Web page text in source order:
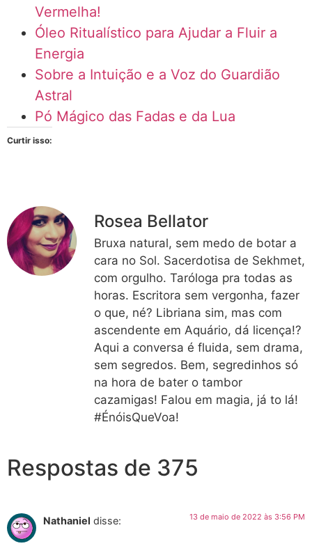
Vermelha!
Óleo Ritualístico para Ajudar a Fluir a
Energia
Sobre a Intuição e a Voz do Guardião
Astral
Pó Mágico das Fadas e da Lua
Curtir isso:
Rosea Bellator
Bruxa natural, sem medo de botar a
cara no Sol. Sacerdotisa de Sekhmet,
com orgulho. Taróloga pra todas as
horas. Escritora sem vergonha, fazer
o que, né? Libriana sim, mas com
ascendente em Aquário, dá licença!?
Aqui a conversa é fluida, sem drama,
sem segredos. Bem, segredinhos só
na hora de bater o tambor
cazamigas! Falou em magia, já to lá!
#ÉnóisQueVoa!
Respostas de 375
Nathaniel disse: 13 de maio de 2022 às 3:56 PM